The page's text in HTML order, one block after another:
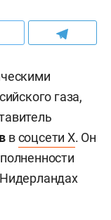
газа,
всоцсети X. Он